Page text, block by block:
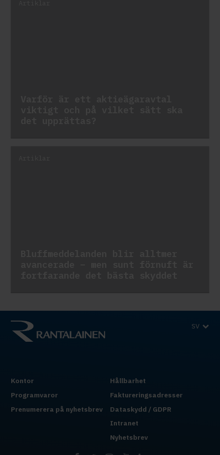
SV
Kontor
Programvaror
Prenumerera på nyhetsbrev
Hållbarhet
Faktureringsadresser
Dataskydd / GDPR
Intranet
Nyhetsbrev